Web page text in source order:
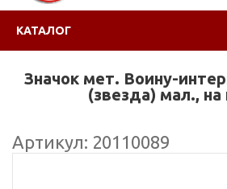
КАТАЛОГ
Значок мет. Воину-
(звезда) мал., на
Артикул: 20110089